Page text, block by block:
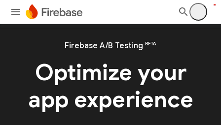
Firebase A/B Testing BETA
Optimize your
app experience